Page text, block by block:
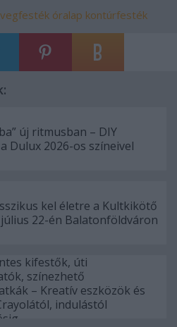
óralap kontúrfesték
új ritmusban – DIY
Dulux 2026-os színeivel
kel életre a Kultkikötő
22-én Balatonföldváron
kifestők, úti
színezhető
– Kreatív eszközök és
indulástól